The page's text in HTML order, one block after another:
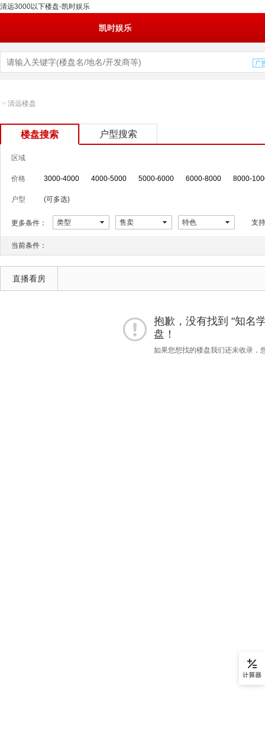
清远3000以下楼盘-凯时娱乐
凯时娱乐
> 清远楼盘
楼盘搜索 户型搜索
区域
价格 3000-4000 4000-5000 5000-6000 6000-8000 8000-
户型 (可多选)
更多条件： 类型 售卖 特色 支
当前条件：
直播看房
抱歉，没有找到 "知名
盘！
如果您想找的楼盘我们还未收录，